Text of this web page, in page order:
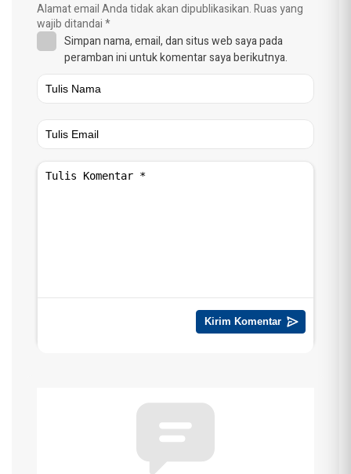
Alamat email Anda tidak akan dipublikasikan.Ruas yang
wajib ditandai*
Simpan nama, email, dan situs web saya pada
peramban ini untuk komentar saya berikutnya.